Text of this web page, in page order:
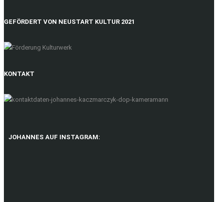
GEFÖRDERT VON NEUSTART KULTUR 2021
KONTAKT
JOHANNES AUF INSTAGRAM: